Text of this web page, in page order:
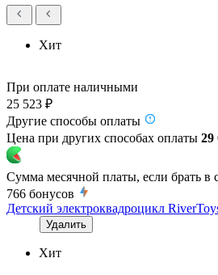
Хит
При оплате наличными
25 523 ₽
Другие способы оплаты
Цена при других способах оплаты 29
Сумма месячной платы, если брать в
766 бонусов
Детский электроквадроцикл
Удалить
Хит